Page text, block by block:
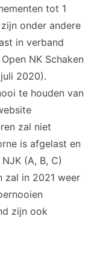
tot 1
onder andere
in verband
NK Schaken
2020).
te houden van
zal niet
is afgelast en
(A, B, C)
zal in 2021 weer
zijn ook